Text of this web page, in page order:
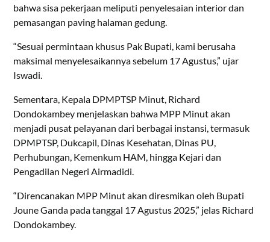
bahwa sisa pekerjaan meliputi penyelesaian interior dan
pemasangan paving halaman gedung.
“Sesuai permintaan khusus Pak Bupati, kami berusaha
maksimal menyelesaikannya sebelum 17 Agustus,” ujar
Iswadi.
Sementara, Kepala DPMPTSP Minut, Richard
Dondokambey menjelaskan bahwa MPP Minut akan
menjadi pusat pelayanan dari berbagai instansi, termasuk
DPMPTSP, Dukcapil, Dinas Kesehatan, Dinas PU,
Perhubungan, Kemenkum HAM, hingga Kejari dan
Pengadilan Negeri Airmadidi.
“Direncanakan MPP Minut akan diresmikan oleh Bupati
Joune Ganda pada tanggal 17 Agustus 2025,” jelas Richard
Dondokambey.